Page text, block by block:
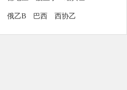
俄乙B 巴西 西协乙